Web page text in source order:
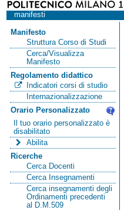
manifesti
Manifesto
Struttura Corso di Studi
Cerca/Visualizza
Manifesto
Regolamento didattico
Indicatori corsi di studio
Internazionalizzazione
Orario Personalizzato
Il tuo orario personalizzato è
disabilitato
Abilita
Ricerche
Cerca Docenti
Cerca Insegnamenti
Cerca insegnamenti degli
Ordinamenti precedenti
al D.M.509